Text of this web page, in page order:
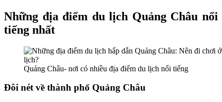
Những địa điểm du lịch Quảng Châu nổi
tiếng nhất
Quảng Châu- nơi có nhiều địa điểm du lịch nổi tiếng
Đôi nét về thành phố Quảng Châu